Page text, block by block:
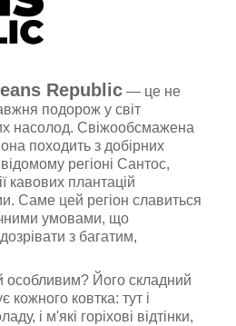
Republic — це не
подорож у світ
насолод. Свіжообсмажена
походить з добірних
регіоні Сантос,
кавових плантацій
Саме цей регіон славиться
умовами, що
з багатим,
особливим? Його складний
кожного ковтка: тут і
і м'які горіхові відтінки,